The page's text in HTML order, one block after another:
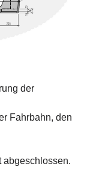
der
Fahrbahn, den
abgeschlossen.